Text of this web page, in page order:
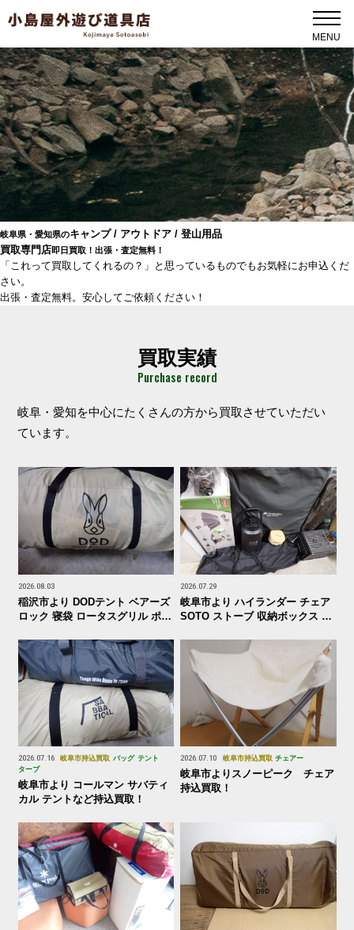
岐阜県・愛知県のキャンプ / アウトドア / 登山用品
買取専門店即日買取！出張・査定無料！
「これって買取してくれるの？」と思っているものでもお気軽にお申込くだ
さい。
出張・査定無料。安心してご依頼ください！
買取実績
Purchase record
岐阜・愛知を中心にたくさんの方から買取させていただい
ています。
2026.08.03
稲沢市より DODテント ベアーズ
ロック 寝袋 ロータスグリル ポー
2026.07.29
岐阜市より ハイランダー チェア
SOTO ストーブ 収納ボックス カ
2026.07.16 岐阜市持込買取 バッグ テント
タープ
岐阜市より コールマン サバティ
カル テントなど持込買取！
2026.07.10 岐阜市持込買取 チェアー
岐阜市よりスノーピーク チェア
持込買取！